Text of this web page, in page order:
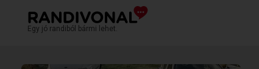
Egy jó randiból bármi lehet.